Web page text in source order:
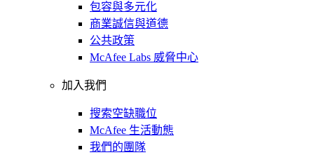
包容與多元化
商業誠信與道德
公共政策
McAfee Labs 威脅中心
加入我們
搜索空缺職位
McAfee 生活動態
我們的團隊